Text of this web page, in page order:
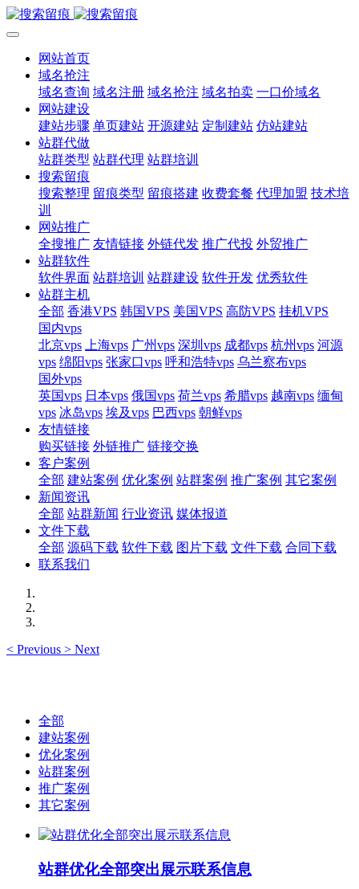
网站首页
域名抢注
域名查询 域名注册 域名抢注 域名拍卖 一口价域名
网站建设
建站步骤 单页建站 开源建站 定制建站 仿站建站
站群代做
站群类型 站群代理 站群培训
搜索留痕
搜索整理 留痕类型 留痕搭建 收费套餐 代理加盟 技术培
训
网站推广
全搜推广 友情链接 外链代发 推广代投 外贸推广
站群软件
软件界面 站群培训 站群建设 软件开发 优秀软件
站群主机
全部 香港VPS 韩国VPS 美国VPS 高防VPS 挂机VPS
国内vps
北京vps
上海vps 广州vps 深圳vps 成都vps 杭州vps 河源
vps 绵阳vps 张家口vps 呼和浩特vps 乌兰察布vps
国外vps
英国vps 日本vps 俄国vps 荷兰vps 希腊vps 越南vps 缅甸
vps 冰岛vps 埃及vps 巴西vps 朝鲜vps
友情链接
购买链接 外链推广 链接交换
客户案例
全部 建站案例 优化案例 站群案例 推广案例 其它案例
新闻资讯
全部 站群新闻 行业资讯 媒体报道
文件下载
全部 源码下载 软件下载 图片下载 文件下载 合同下载
联系我们
< Previous > Next
全部
建站案例
优化案例
站群案例
推广案例
其它案例
站群优化全部突出展示联系信息